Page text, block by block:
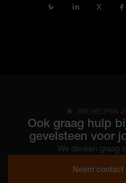
PinterestLinkedInTwitter
WE HELPEN
Ook graag hulp
gevelsteen voor
We denken graag
Neem contact